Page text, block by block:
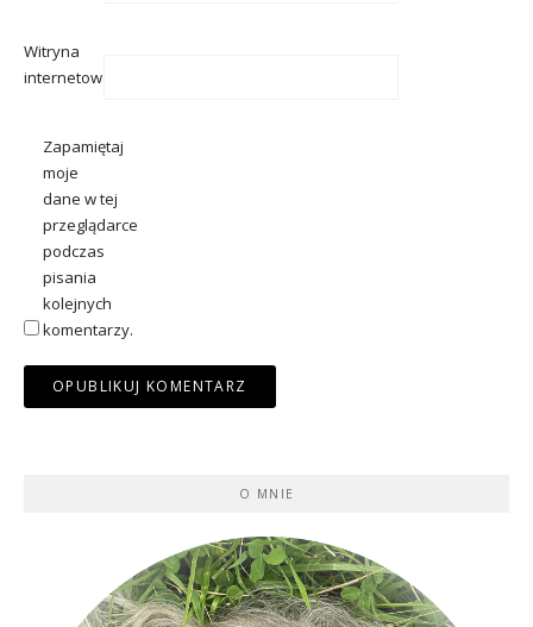
Witryna
internetowa
Zapamiętaj
moje
dane w tej
przeglądarce
podczas
pisania
kolejnych
komentarzy.
O MNIE